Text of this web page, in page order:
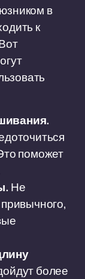
в
к
поможет
Не
более